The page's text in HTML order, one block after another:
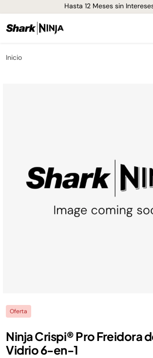
¡Envíos GRATIS de 1-3 días en todo
Inicio
Oferta
Ninja Crispi® Pro Freidora
Vidrio 6-en-1